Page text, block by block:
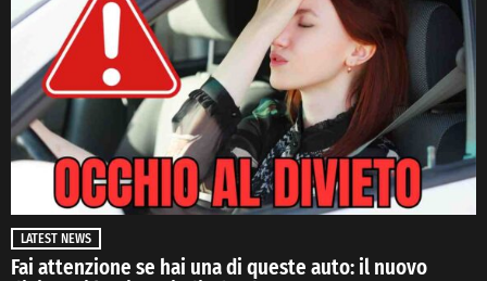
LATEST NEWS
Fai attenzione se hai una di queste auto: il nuovo